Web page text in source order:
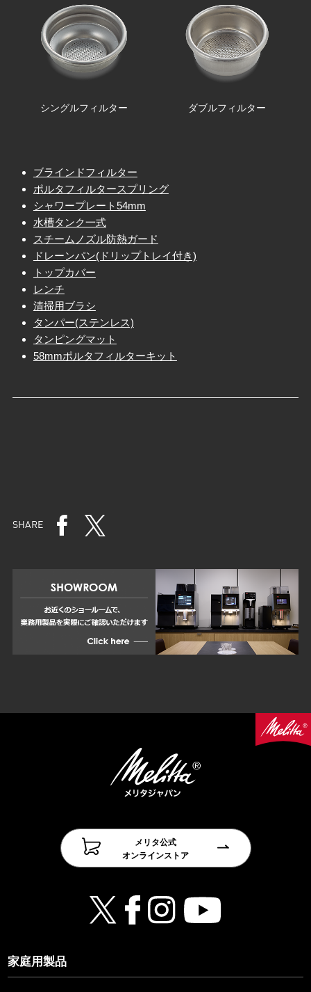
シングルフィルター ダブルフィルター
ブラインドフィルター
ポルタフィルタースプリング
シャワープレート54mm
水槽タンク一式
スチームノズル防熱ガード
ドレーンパン(ドリップトレイ付き)
トップカバー
レンチ
清掃用ブラシ
タンパー(ステンレス)
タンピングマット
58mmポルタフィルターキット
SHARE
メリタ公式
オンラインストア
家庭用製品